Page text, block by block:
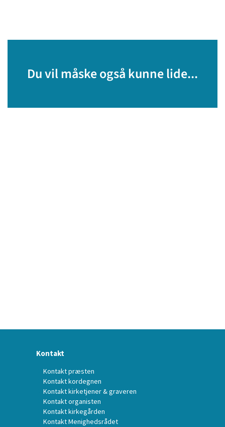
Du vil måske også kunne lide...
Kontakt
Kontakt præsten
Kontakt kordegnen
Kontakt kirketjener & graveren
Kontakt organisten
Kontakt kirkegården
Kontakt Menighedsrådet